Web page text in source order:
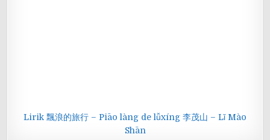
Lirik 飄浪的旅行 – Piāo làng de lǚxíng 李茂山 – Lǐ Mào
Shān